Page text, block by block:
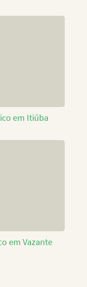
em Itiúba
em Vazante